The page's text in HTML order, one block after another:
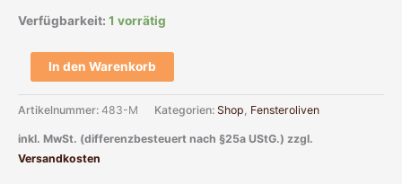
Verfügbarkeit: 1 vorrätig
In den Warenkorb
Artikelnummer: 483-M Kategorien: Shop Fensteroliven
inkl. MwSt. (differenzbesteuert nach §25a UStG.) zzgl.
Versandkosten